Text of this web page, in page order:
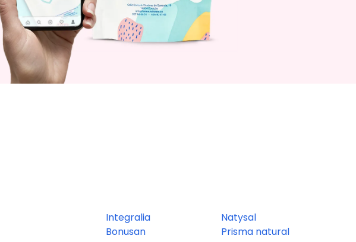
Integralia
Bonusan
Natysal
Prisma natural